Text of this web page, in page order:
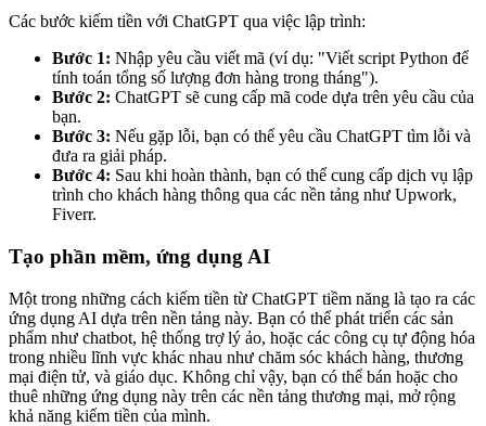
Các bước kiếm tiền với ChatGPT qua việc lập trình:
Bước 1: Nhập yêu cầu viết mã (ví dụ: "Viết script Python để
tính toán tổng số lượng đơn hàng trong tháng").
Bước 2: ChatGPT sẽ cung cấp mã code dựa trên yêu cầu của
bạn.
Bước 3: Nếu gặp lỗi, bạn có thể yêu cầu ChatGPT tìm lỗi và
đưa ra giải pháp.
Bước 4: Sau khi hoàn thành, bạn có thể cung cấp dịch vụ lập
trình cho khách hàng thông qua các nền tảng như Upwork,
Fiverr.
Tạo phần mềm, ứng dụng AI
Một trong những cách kiếm tiền từ ChatGPT tiềm năng là tạo ra các
ứng dụng AI dựa trên nền tảng này. Bạn có thể phát triển các sản
phẩm như chatbot, hệ thống trợ lý ảo, hoặc các công cụ tự động hóa
trong nhiều lĩnh vực khác nhau như chăm sóc khách hàng, thương
mại điện tử, và giáo dục. Không chỉ vậy, bạn có thể bán hoặc cho
thuê những ứng dụng này trên các nền tảng thương mại, mở rộng
khả năng kiếm tiền của mình.